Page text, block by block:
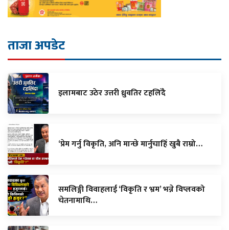
ताजा अपडेट
इलामबाट उठेर उत्तरी ध्रुवतिर टहलिँदै
‘प्रेम गर्नु विकृति, अनि मान्छे मार्नुचाहिँ खुबै राम्रो…
समलिङ्गी विवाहलाई ‘विकृति र भ्रम’ भन्ने विप्लवको
चेतनामाथि…